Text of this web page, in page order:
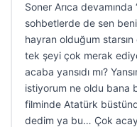
Soner Arıca
sohbetlerde de sen
hayran olduğum
tek şeyi çok merak
acaba yansıdı mı?
istiyorum ne oldu bana
filminde Atatürk
dedim ya bu… Çok